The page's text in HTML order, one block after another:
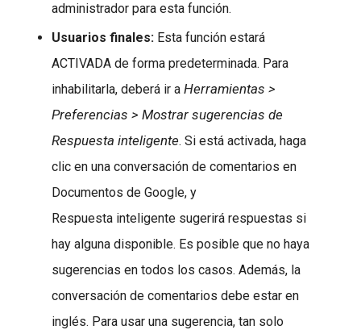
administrador para esta función.
Usuarios finales: Esta función estará
ACTIVADA de forma predeterminada. Para
inhabilitarla, deberá ir a Herramientas >
Preferencias > Mostrar sugerencias de
Respuesta inteligente. Si está activada, haga
clic en una conversación de comentarios en
Documentos de Google, y
Respuesta inteligente sugerirá respuestas si
hay alguna disponible. Es posible que no haya
sugerencias en todos los casos. Además, la
conversación de comentarios debe estar en
inglés. Para usar una sugerencia, tan solo